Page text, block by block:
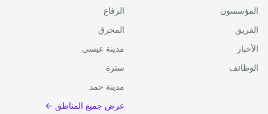
المؤسسون
الفريق
الأخبار
الوظائف
الرفاع
المحرق
مدينة عيسى
سترة
مدينة حمد
عرض جميع المناطق ←